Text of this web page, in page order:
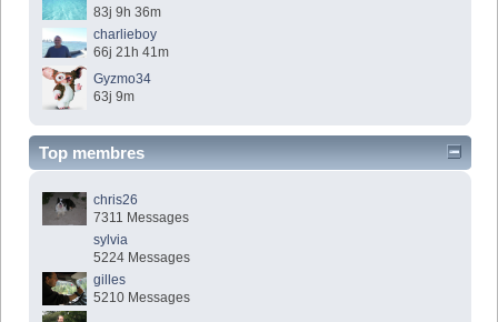
83j 9h 36m
charlieboy
66j 21h 41m
Gyzmo34
63j 9m
Top membres
chris26
7311 Messages
sylvia
5224 Messages
gilles
5210 Messages